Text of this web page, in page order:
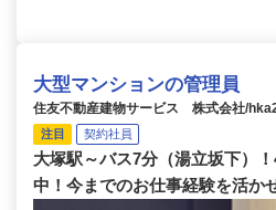
大型マンションの管理員
住友不動産建物サービス 株式会社/
注目 契約社員
大塚駅～バス7分（湯立坂下）
中！今までのお仕事経験を活か